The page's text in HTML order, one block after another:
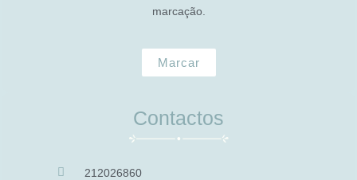
marcação.
Marcar
Contactos
212026860